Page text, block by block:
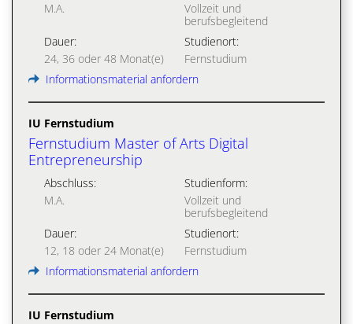
M.A.
Vollzeit und
berufsbegleitend
Dauer:
24, 36 oder 48 Monat(e)
Studienort:
Fernstudium
Informationsmaterial anfordern
IU Fernstudium
Fernstudium Master of Arts Digital
Entrepreneurship
Abschluss:
M.A.
Studienform:
Vollzeit und
berufsbegleitend
Dauer:
12, 18 oder 24 Monat(e)
Studienort:
Fernstudium
Informationsmaterial anfordern
IU Fernstudium